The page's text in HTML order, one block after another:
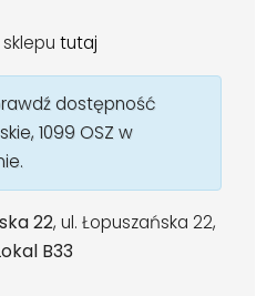
tutaj
dostępność
1099 OSZ w
22, ul. Łopuszańska 22,
B33